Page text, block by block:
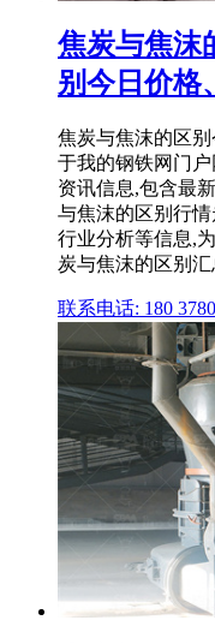
焦炭与焦沫
别今日价格
焦炭与焦沫的区
于我的钢铁网门
资讯信息,包含最
与焦沫的区别行情
行业分析等信息,
炭与焦沫的区别汇
联系电话: 180